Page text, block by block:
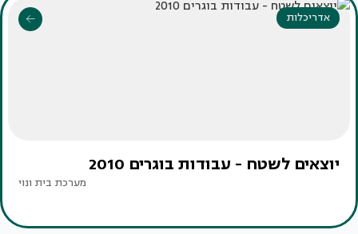
אדריכלות
יוצאים לשטח - עבודות בוגרים 2010
מערכת בית ונוי